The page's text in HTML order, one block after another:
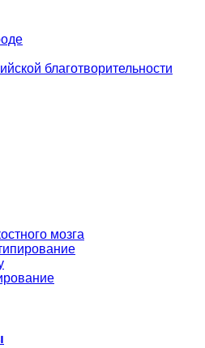
благотворительности
мозга